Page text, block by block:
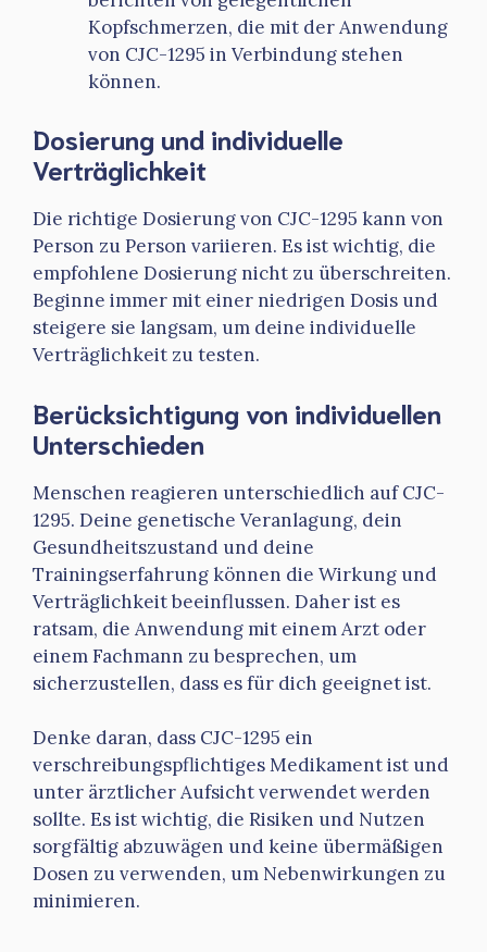
Kopfschmerzen, die mit der Anwendung
von CJC-1295 in Verbindung stehen
können.
Dosierung und individuelle
Verträglichkeit
Die richtige Dosierung von CJC-1295 kann von
Person zu Person variieren. Es ist wichtig, die
empfohlene Dosierung nicht zu überschreiten.
Beginne immer mit einer niedrigen Dosis und
steigere sie langsam, um deine individuelle
Verträglichkeit zu testen.
Berücksichtigung von individuellen
Unterschieden
Menschen reagieren unterschiedlich auf CJC-
1295. Deine genetische Veranlagung, dein
Gesundheitszustand und deine
Trainingserfahrung können die Wirkung und
Verträglichkeit beeinflussen. Daher ist es
ratsam, die Anwendung mit einem Arzt oder
einem Fachmann zu besprechen, um
sicherzustellen, dass es für dich geeignet ist.
Denke daran, dass CJC-1295 ein
verschreibungspflichtiges Medikament ist und
unter ärztlicher Aufsicht verwendet werden
sollte. Es ist wichtig, die Risiken und Nutzen
sorgfältig abzuwägen und keine übermäßigen
Dosen zu verwenden, um Nebenwirkungen zu
minimieren.